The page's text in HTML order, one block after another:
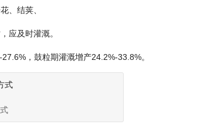
、结荚、
应及时灌溉。
，鼓粒期灌溉增产24.2%-33.8%。